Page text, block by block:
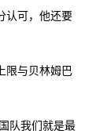
认可，他还要
限与贝林姆巴
队我们就是最